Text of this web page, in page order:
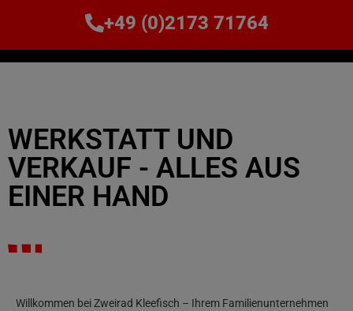
+49 (0)2173 71764
WERKSTATT UND
VERKAUF - ALLES AUS
EINER HAND
Willkommen bei Zweirad Kleefisch – Ihrem Familienunternehmen